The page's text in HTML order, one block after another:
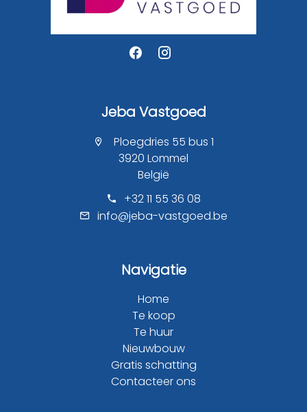
Jeba Vastgoed
Ploegdries 55 bus 1
3920 Lommel
België
+32 11 55 36 08
info@jeba-vastgoed.be
Navigatie
Home
Te koop
Te huur
Nieuwbouw
Gratis schatting
Contacteer ons